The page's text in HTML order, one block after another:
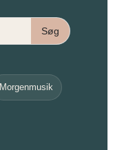
Søg
Morgenmusik